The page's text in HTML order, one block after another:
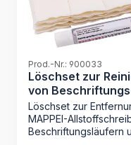
Prod.-Nr.: 900033
Löschset zur
von
Läufern 9124..
Löschset zur
MAPPEI-
Beschriftungsläufern